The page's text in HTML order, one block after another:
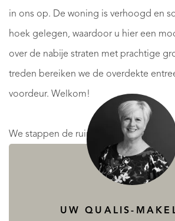
in ons op. De woning is verhoogd en
hoek gelegen, waardoor u hier een
over de nabije straten met prachtige
treden bereiken we de overdekte
voordeur. Welkom!
We stappen de ruime hal binnen die
meterkast en de deels betegelde
zwevend toilet. Vanuit de hal kunnen
de 4 slaapkamers, de 2e badkamer en
UW QUALIS-